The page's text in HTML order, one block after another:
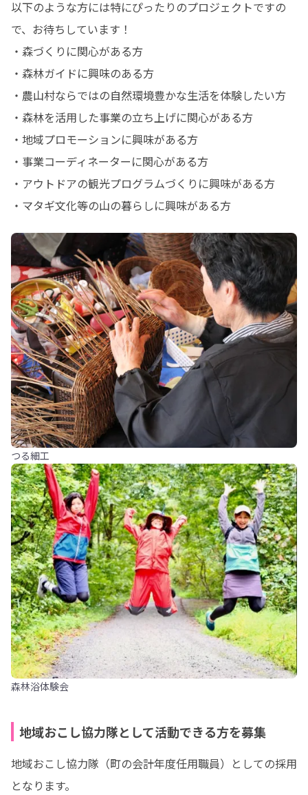
以下のような方には特にぴったりのプロジェクトですの
で、お待ちしています！
・森づくりに関心がある方
・森林ガイドに興味のある方
・農山村ならではの自然環境豊かな生活を体験したい方
・森林を活用した事業の立ち上げに関心がある方
・地域プロモーションに興味がある方
・事業コーディネーターに関心がある方
・アウトドアの観光プログラムづくりに興味がある方
・マタギ文化等の山の暮らしに興味がある方
つる細工
森林浴体験会
地域おこし協力隊として活動できる方を募集
地域おこし協力隊（町の会計年度任用職員）としての採用
となります。